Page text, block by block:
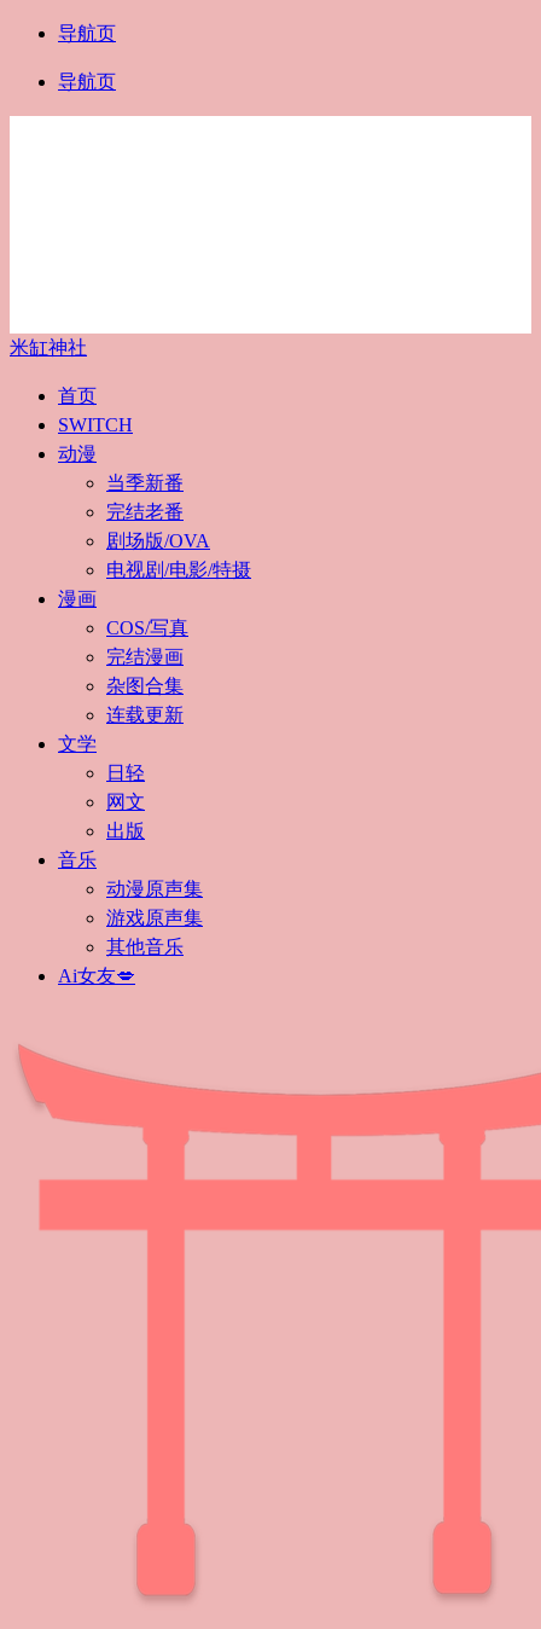
导航页
导航页
米缸神社
首页
SWITCH
动漫
当季新番
完结老番
剧场版/OVA
电视剧/电影/特摄
漫画
COS/写真
完结漫画
杂图合集
连载更新
文学
日轻
网文
出版
音乐
动漫原声集
游戏原声集
其他音乐
Ai女友💋